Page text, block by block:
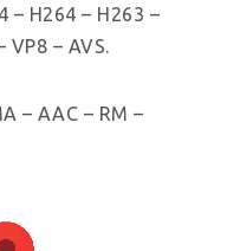
– H264 – H263 –
VP8 – AVS.
– AAC – RM –